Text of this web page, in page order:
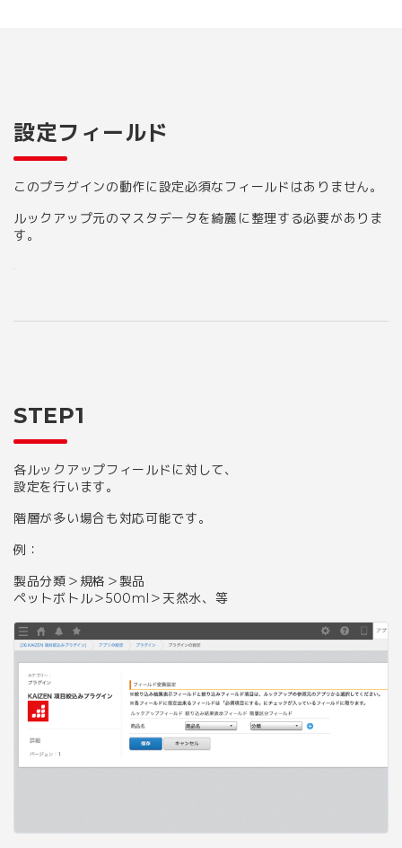
設定フィールド
このプラグインの動作に設定必須なフィールドはありません。
ルックアップ元のマスタデータを綺麗に整理する必要がありま
す。
STEP1
各ルックアップフィールドに対して、
設定を行います。
階層が多い場合も対応可能です。
例：
製品分類＞規格＞製品
ペットボトル＞500ml＞天然水、等